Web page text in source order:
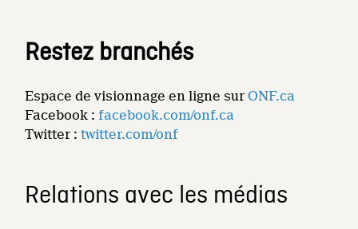
Restez branchés
Espace de visionnage en ligne surONF.ca
Facebook : facebook.com/onf.ca
Twitter :twitter.com/onf
Relations avec les médias